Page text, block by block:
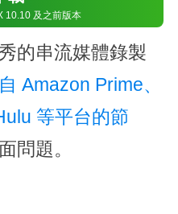
10.10 及之前版本
的串流媒體錄製
Amazon Prime、
等平台的節
問題。